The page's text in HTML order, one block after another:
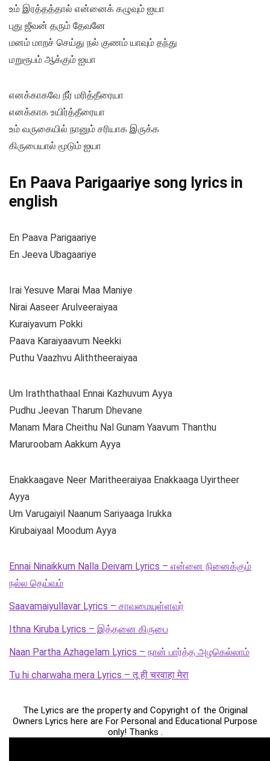
உம் இரத்தத்தால் என்னைக் கழுவும் ஐயா
புது ஜீவன் தரும் தேவனே
மனம் மாறச் செய்து நல் குணம் யாவும் தந்து
மறுரூபம் ஆக்கும் ஐயா
எனக்காகவே நீர் மரித்தீரையா
எனக்காக உயிர்த்தீரையா
உம் வருகையில் நானும் சரியாக இருக்க
கிருபையால் மூடும் ஐயா
En Paava Parigaariye song lyrics in
english
En Paava Parigaariye
En Jeeva Ubagaariye
Irai Yesuve Marai Maa Maniye
Nirai Aaseer Arulveeraiyaa
Kuraiyavum Pokki
Paava Karaiyaavum Neekki
Puthu Vaazhvu Aliththeeraiyaa
Um Iraththathaal Ennai Kazhuvum Ayya
Pudhu Jeevan Tharum Dhevane
Manam Mara Cheithu Nal Gunam Yaavum Thanthu
Maruroobam Aakkum Ayya
Enakkaagave Neer Maritheeraiyaa Enakkaaga Uyirtheer
Ayya
Um Varugaiyil Naanum Sariyaaga Irukka
Kirubaiyaal Moodum Ayya
Ennai Ninaikkum Nalla Deivam Lyrics – என்னை நினைக்கும்
நல்ல தெய்வம்
Saavamaiyullavar Lyrics – சாவமையுள்ளவர்
Ithna Kiruba Lyrics – இத்தனை கிருபை
Naan Partha Azhagelam Lyrics – நான் பார்த்த அழகெல்லாம்
Tu hi charwaha mera Lyrics – तू ही चरवाहा मेरा
The Lyrics are the property and Copyright of the Original
Owners Lyrics here are For Personal and Educational Purpose
only! Thanks .